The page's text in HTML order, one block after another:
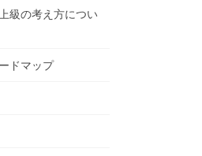
級の考え方につい
ドマップ